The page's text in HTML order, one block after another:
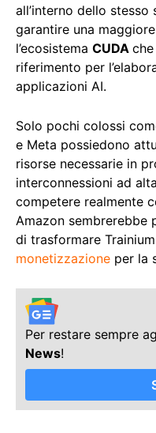
all’interno dello
garantire una
l’ecosistema CUDA
riferimento per
applicazioni AI.
Solo pochi colossi
e Meta possiedono
risorse necessarie in
interconnessioni ad
competere realmente
Amazon sembrerebbe
di trasformare
monetizzazione per la
Per restare sempre
News!